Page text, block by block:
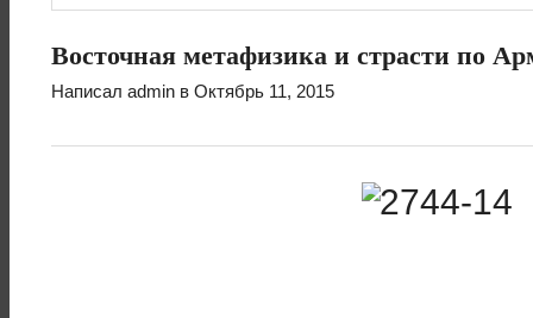
Восточная метафизика и страсти по
Написал admin в Октябрь 11, 2015